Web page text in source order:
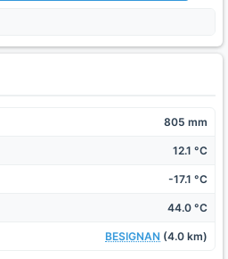
805 mm
12.1 °C
-17.1 °C
44.0 °C
BESIGNAN (4.0 km)